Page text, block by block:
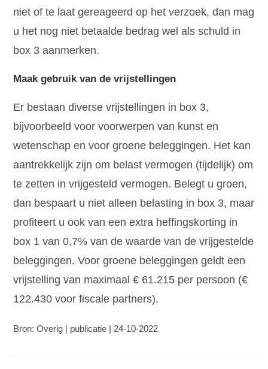
niet of te laat gereageerd op het verzoek, dan mag
u het nog niet betaalde bedrag wel als schuld in
box 3 aanmerken.
Maak gebruik van de vrijstellingen
Er bestaan diverse vrijstellingen in box 3,
bijvoorbeeld voor voorwerpen van kunst en
wetenschap en voor groene beleggingen. Het kan
aantrekkelijk zijn om belast vermogen (tijdelijk) om
te zetten in vrijgesteld vermogen. Belegt u groen,
dan bespaart u niet alleen belasting in box 3, maar
profiteert u ook van een extra heffingskorting in
box 1 van 0,7% van de waarde van de vrijgestelde
beleggingen. Voor groene beleggingen geldt een
vrijstelling van maximaal € 61.215 per persoon (€
122.430 voor fiscale partners).
Bron: Overig | publicatie | 24-10-2022